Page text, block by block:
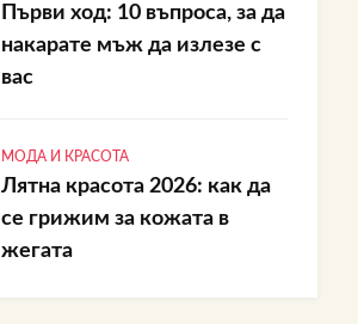
Първи ход: 10 въпроса, за да
накарате мъж да излезе с
вас
МОДА И КРАСОТА
Лятна красота 2026: как да
се грижим за кожата в
жегата